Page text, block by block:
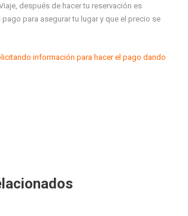
después de hacer tu reservación es
pago para asegurar tu lugar y que el precio se
información para hacer el pago dando